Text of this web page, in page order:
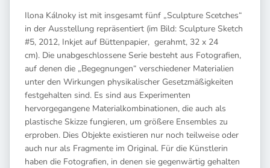
Ilona Kálnoky ist mit insgesamt fünf „Sculpture Scetches“
in der Ausstellung repräsentiert (im Bild: Sculpture Sketch
#5, 2012, Inkjet auf Büttenpapier, gerahmt, 32 x 24
cm). Die unabgeschlossene Serie besteht aus Fotografien,
auf denen die „Begegnungen“ verschiedener Materialien
unter den Wirkungen physikalischer Gesetzmäßigkeiten
festgehalten sind. Es sind aus Experimenten
hervorgegangene Materialkombinationen, die auch als
plastische Skizze fungieren, um größere Ensembles zu
erproben. Dies Objekte existieren nur noch teilweise oder
auch nur als Fragmente im Original. Für die Künstlerin
haben die Fotografien, in denen sie gegenwärtig gehalten